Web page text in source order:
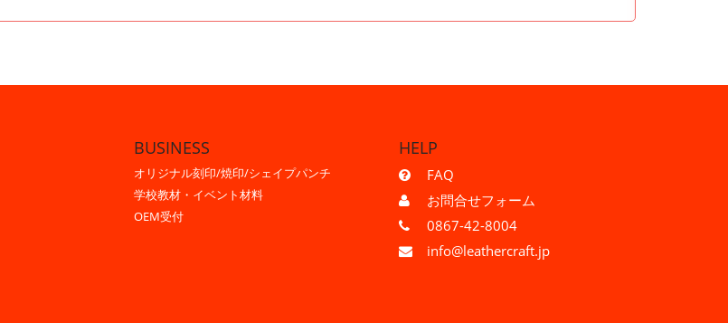
BUSINESS
オリジナル刻印/焼印/シェイプパンチ
学校教材・イベント材料
OEM受付
HELP
FAQ
お問合せフォーム
0867-42-8004
info@leathercraft.jp